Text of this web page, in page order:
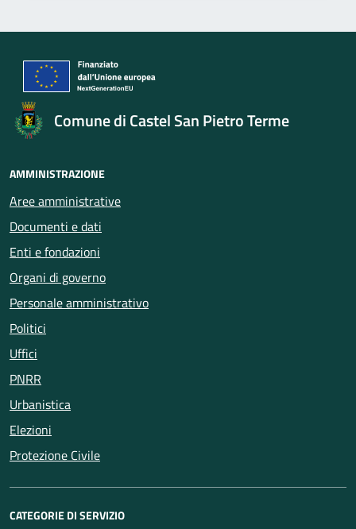
Comune di Castel San Pietro Terme
AMMINISTRAZIONE
Aree amministrative
Documenti e dati
Enti e fondazioni
Organi di governo
Personale amministrativo
Politici
Uffici
PNRR
Urbanistica
Elezioni
Protezione Civile
CATEGORIE DI SERVIZIO